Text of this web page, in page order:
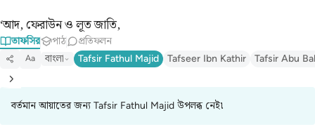
‘আদ, ফেরাউন ও লূত জাতি,
তাফসির পাঠ প্রতিফলন
Aa বাংলা Tafsir Fathul Majid Tafseer Ibn Kathir Tafsir Abu
বর্তমান আয়াতের জন্য Tafsir Fathul Majid উপলব্ধ নেই৷